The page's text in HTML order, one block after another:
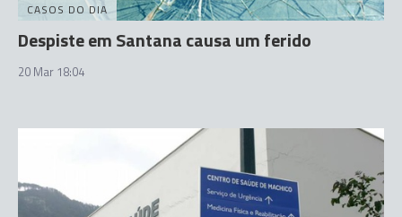
CASOS DO DIA
Despiste em Santana causa um ferido
20 Mar 18:04